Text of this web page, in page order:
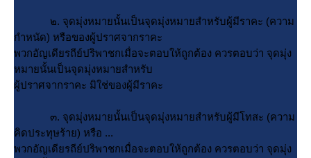
๒. จุดมุ่งหมายนั้นเป็นจุดมุ่งหมายสำหรับผู้มีราคะ (ความ
กำหนัด) หรือของผู้ปราศจากราคะ
พวกอัญเดียรถีย์ปริพาชกเมื่อจะตอบให้ถูกต้อง ควรตอบว่า จุดมุ่ง
หมายนั้นเป็นจุดมุ่งหมายสำหรับ
ผู้ปราศจากราคะ มิใช่ของผู้มีราคะ
๓. จุดมุ่งหมายนั้นเป็นจุดมุ่งหมายสำหรับผู้มีโทสะ (ความ
คิดประทุษร้าย) หรือ ...
พวกอัญเดียรถีย์ปริพาชกเมื่อจะตอบให้ถูกต้อง ควรตอบว่า จุดมุ่ง